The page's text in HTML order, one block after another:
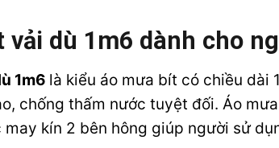
vải dù 1m6 dành cho
1m6 là kiểu áo mưa bít có chiều
chống thấm nước tuyệt đối. Áo
kín 2 bên hông giúp người sử